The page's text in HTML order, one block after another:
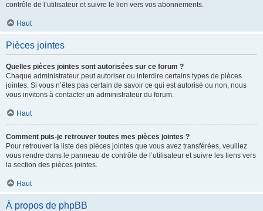
contrôle de l’utilisateur et suivre le lien vers vos abonnements.
Haut
Pièces jointes
Quelles pièces jointes sont autorisées sur ce forum ?
Chaque administrateur peut autoriser ou interdire certains types de pièces
jointes. Si vous n’êtes pas certain de savoir ce qui est autorisé ou non, nous
vous invitons à contacter un administrateur du forum.
Haut
Comment puis-je retrouver toutes mes pièces jointes ?
Pour retrouver la liste des pièces jointes que vous avez transférées, veuillez
vous rendre dans le panneau de contrôle de l’utilisateur et suivre les liens vers
la section des pièces jointes.
Haut
À propos de phpBB